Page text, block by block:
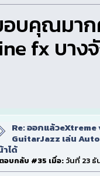
บคุณมาก
fx บาง
Re: ออกแล้ว
GuitarJazz เล่น
าได้
ตอบกลับ #35 เมื่อ: วันที่ 23 ธั